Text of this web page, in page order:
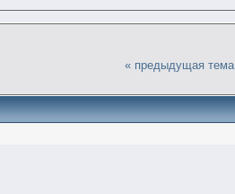
« предыдущая тема